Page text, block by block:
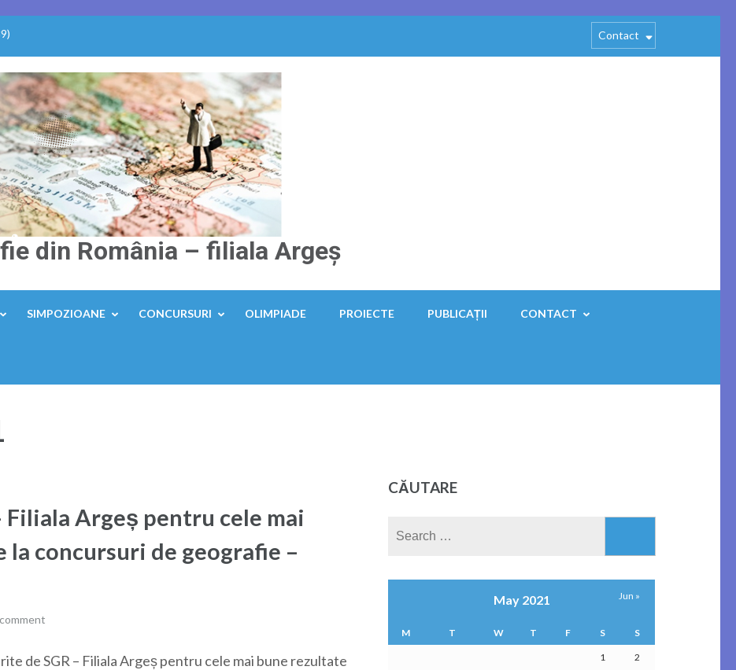
Contact
din România – filiala Argeș
SIMPOZIOANE CONCURSURI OLIMPIADE PROIECTE PUBLICAȚII CONTACT
Argeș pentru cele mai
concursuri de geografie –
de SGR – Filiala Argeș pentru cele mai bune rezultate
CĂUTARE
May 2021
M T W T F S S
1 2
Jun »